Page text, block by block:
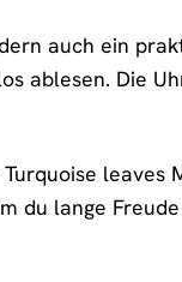
auch ein
ablesen. Die
du lange